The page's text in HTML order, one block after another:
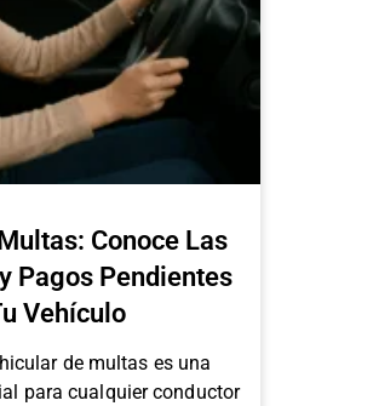
Conoce Las
Pagos Pendientes
Vehículo
de multas es una
para cualquier conductor